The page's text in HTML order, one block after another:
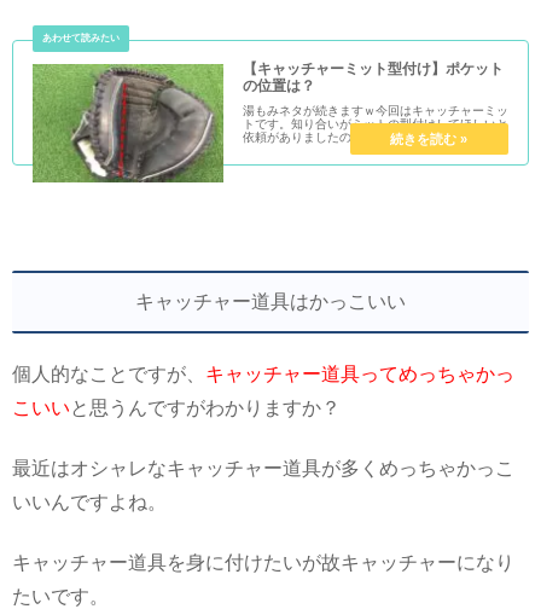
【キャッチャーミット型付け】ポケット
の位置は？
湯もみネタが続きますｗ今回はキャッチャーミッ
トです。知り合いがミットの型付けしてほしいと
依頼がありましたので、湯もみしました。その様
キャッチャー道具はかっこいい
個人的なことですが、 キャッチャー道具ってめっちゃかっ
こいい と思うんですがわかりますか？
最近はオシャレなキャッチャー道具が多くめっちゃかっこ
いいんですよね。
キャッチャー道具を身に付けたいが故キャッチャーになり
たいです。